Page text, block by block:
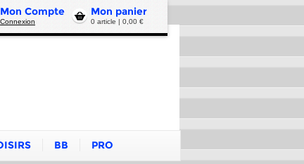
Mon panier
0 article | 0,00 €
Mon Compte
Connexion
BB PRO